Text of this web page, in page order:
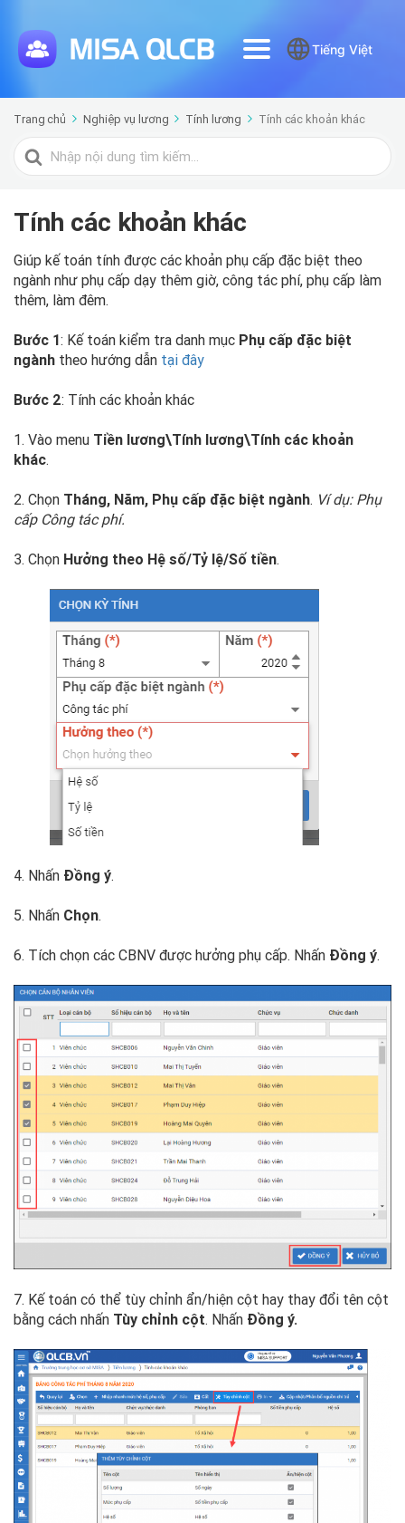
Tiếng Việt
Trang chủ Nghiệp vụ lương Tính lương Tính các khoản khác
Tìm
kiếm
Tính các khoản khác
Giúp kế toán tính được các khoản phụ cấp đặc biệt theo
ngành như phụ cấp dạy thêm giờ, công tác phí, phụ cấp làm
thêm, làm đêm.
Bước 1: Kế toán kiểm tra danh mục Phụ cấp đặc biệt
ngành theo hướng dẫn tại đây
Bước 2: Tính các khoản khác
1. Vào menu Tiền lương\Tính lương\Tính các khoản
khác.
2. Chọn Tháng, Năm, Phụ cấp đặc biệt ngành. Ví dụ: Phụ
cấp Công tác phí.
3. Chọn Hưởng theo Hệ số/Tỷ lệ/Số tiền.
4. Nhấn Đồng ý.
5. Nhấn Chọn.
6. Tích chọn các CBNV được hưởng phụ cấp. Nhấn Đồng ý.
7. Kế toán có thể tùy chỉnh ẩn/hiện cột hay thay đổi tên cột
bằng cách nhấn Tùy chỉnh cột. Nhấn Đồng ý.